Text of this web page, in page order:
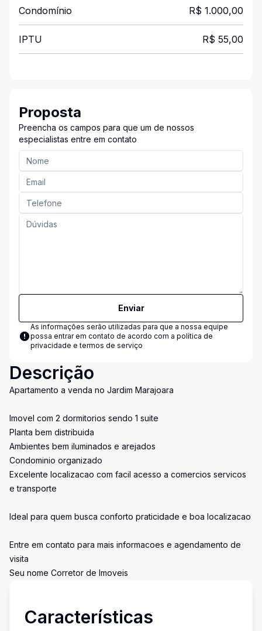
Condomínio R$ 1.000,00
IPTU R$ 55,00
Proposta
Preencha os campos para que um de nossos
especialistas entre em contato
Enviar
As informações serão utilizadas para que a nossa equipe
possa entrar em contato de acordo com a política de
privacidade e termos de serviço
Descrição
Apartamento a venda no Jardim Marajoara
Imovel com 2 dormitorios sendo 1 suite
Planta bem distribuida
Ambientes bem iluminados e arejados
Condominio organizado
Excelente localizacao com facil acesso a comercios servicos
e transporte
Ideal para quem busca conforto praticidade e boa localizacao
Entre em contato para mais informacoes e agendamento de
visita
Seu nome Corretor de Imoveis
Características